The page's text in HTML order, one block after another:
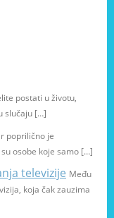
postati u životu,
slučaju […]
poprilično je
osobe koje samo […]
televizije Među
koja čak zauzima